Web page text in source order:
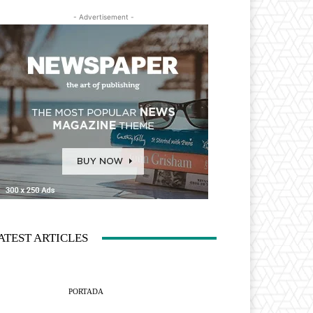
- Advertisement -
ARTICLES
PORTADA